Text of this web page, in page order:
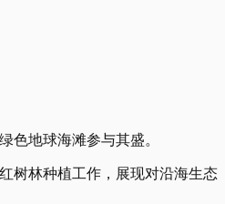
色地球海滩参与其盛。
树林种植工作，展现对沿海生态